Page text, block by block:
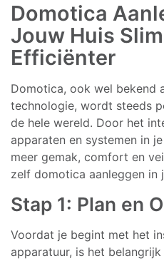
Domotica
Jouw Huis
Efficiënter
Domotica, ook wel bekend
technologie, wordt steeds
de hele wereld. Door het
apparaten en systemen in
meer gemak, comfort en
zelf domotica aanleggen in
Stap 1: Plan en
Voordat je begint met het
apparatuur, is het